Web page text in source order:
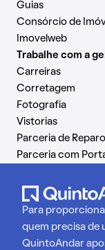
Guias
Consórcio de
Imovelweb
Trabalhe com a
Carreiras
Corretagem
Fotografia
Vistorias
Parceria de
Parceria com
Para
quem precisa de
QuintoAndar